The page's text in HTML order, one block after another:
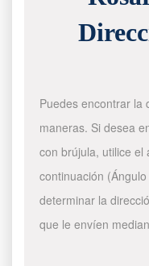
Puedes encontrar la
maneras. Si desea
con brújula, utilice
continuación
determinar la
que le envíen